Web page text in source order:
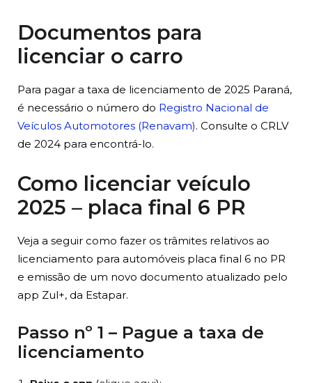
Documentos para
licenciar o carro
Para pagar a taxa de licenciamento de 2025 Paraná,
é necessário o número do Registro Nacional de
Veículos Automotores (Renavam). Consulte o CRLV
de 2024 para encontrá-lo.
Como licenciar veículo
2025 – placa final 6 PR
Veja a seguir como fazer os trâmites relativos ao
licenciamento para automóveis placa final 6 no PR
e emissão de um novo documento atualizado pelo
app Zul+, da Estapar.
Passo nº 1 – Pague a taxa de
licenciamento